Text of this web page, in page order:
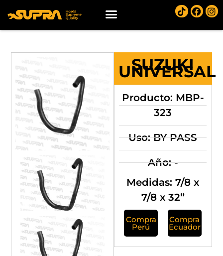
SUZUKI
UNIVERSAL
Producto: MBP-
323
Uso: BY PASS
Año: -
Medidas: 7/8 x
7/8 x 32”
Compra
Perú
Compra
Ecuador